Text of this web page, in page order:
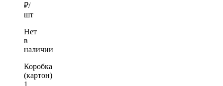
₽/
шт
Нет
в
наличии
Коробка
(картон)